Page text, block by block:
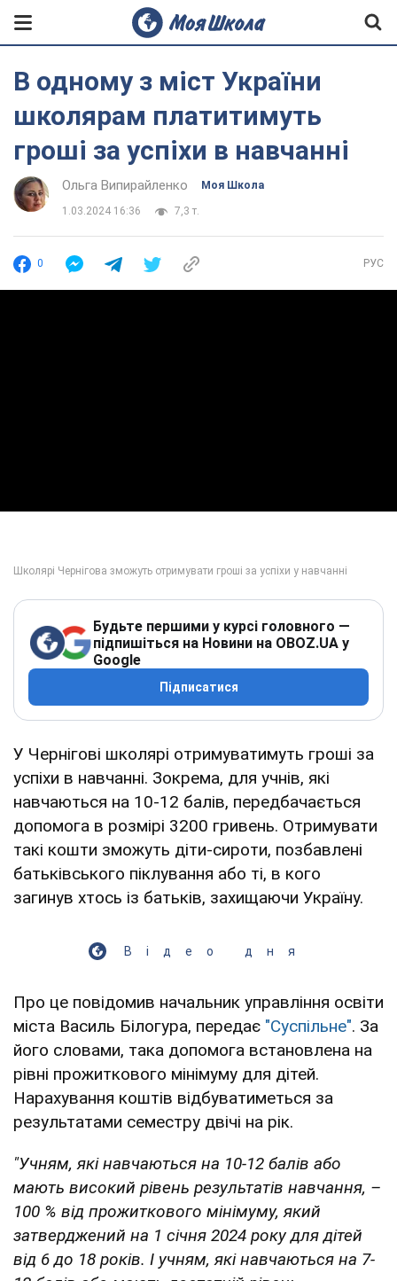
В одному з міст України
школярам платитимуть
гроші за успіхи в навчанні
Ольга Випирайленко Моя Школа
1.03.2024 16:36 7,3 т.
0 РУС
Будьте першими у курсі головного —
підпишіться на Новини на OBOZ.UA у
Google
Підписатися
У Чернігові школярі отримуватимуть гроші за
успіхи в навчанні. Зокрема, для учнів, які
навчаються на 10-12 балів, передбачається
допомога в розмірі 3200 гривень. Отримувати
такі кошти зможуть діти-сироти, позбавлені
батьківського піклування або ті, в кого
загинув хтось із батьків, захищаючи Україну.
Відео дня
Про це повідомив начальник управління освіти
міста Василь Білогура, передає "Суспільне". За
його словами, така допомога встановлена на
рівні прожиткового мінімуму для дітей.
Нарахування коштів відбуватиметься за
результатами семестру двічі на рік.
"Учням, які навчаються на 10-12 балів або
мають високий рівень результатів навчання, –
100 % від прожиткового мінімуму, який
затверджений на 1 січня 2024 року для дітей
від 6 до 18 років. І учням, які навчаються на 7-